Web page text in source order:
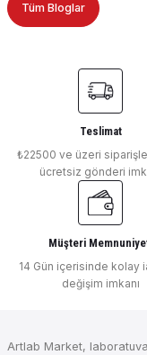
Tüm Bloglar
Teslimat
₺22500 ve üzeri
ücretsiz gönderi
Müşteri
14 Gün içerisinde kolay
değişim imkanı
Artlab Market,